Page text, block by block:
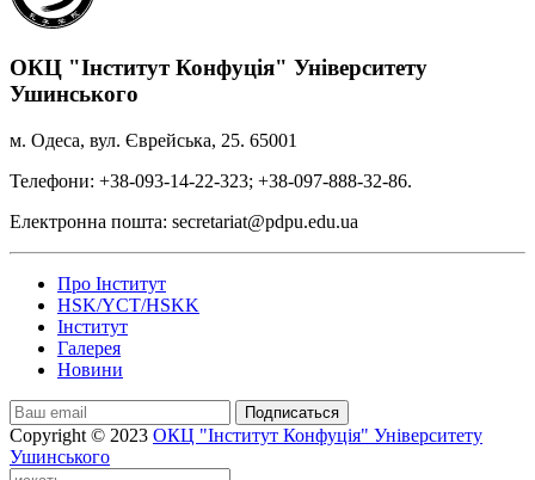
ОКЦ "Інститут Конфуція" Університету
Ушинського
м. Одеса, вул. Єврейська, 25. 65001
Телефони: +38-093-14-22-323; +38-097-888-32-86.
Електронна пошта: secretariat@pdpu.edu.ua
Про Інститут
HSK/YCT/HSKK
Інститут
Галерея
Новини
Подписаться
Copyright © 2023 ОКЦ "Інститут Конфуція" Університету
Ушинського